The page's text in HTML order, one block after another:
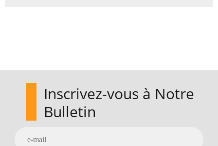
Inscrivez-vous à Notre
Bulletin